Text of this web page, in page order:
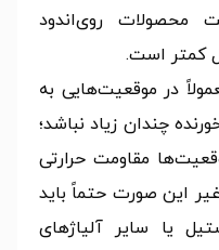
محصولات روی‌اندود
کمتر است.
در موقعیت‌هایی به
چندان زیاد نباشد؛
مقاومت حرارتی
این صورت حتماً باید
یا سایر آلیاژهای